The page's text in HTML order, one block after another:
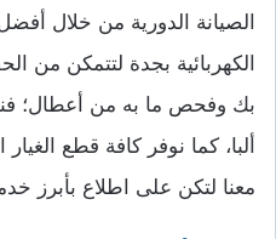
الصيانة الدورية من خلال
الكهربائية بجدة لتتمكن من
بك وفحص ما به من أعطال؛
ألبا، كما نوفر كافة قطع الغيار
معنا لتكن على اطلاع بأبرز